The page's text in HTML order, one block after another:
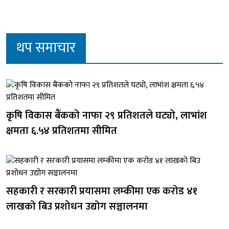
थप समाचार
कृषि विकास बैंकको नाफा २९ प्रतिशतले घट्यो, लाभांश
क्षमता ६.५४ प्रतिशतमा सीमित
सहकारी र सरकारी प्रयासमा लम्कीमा एक करोड ४१
लाखको बिउ प्रशोधन उद्योग सञ्चालनमा